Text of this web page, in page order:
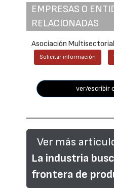
EMPRESAS O
RELACIONADAS
Asociación
Solicitar información
ver/escribir
Ver más
La industria
frontera de